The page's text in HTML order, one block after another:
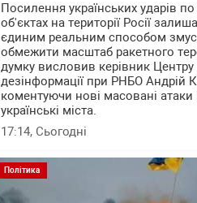
Посилення українських ударів
об'єктах на території Росії
єдиним реальним способом
обмежити масштаб ракетного
думку висловив керівник Центру
дезінформації при РНБО Андрій
коментуючи нові масовані
українські міста.
17:14, Сьогодні
Політика